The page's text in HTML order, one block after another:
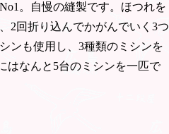
。自慢の縫製です。ほつれを
2回折り込んでかがんでいく3つ
ンも使用し、3種類のミシンを
はなんと5台のミシンを一匹で